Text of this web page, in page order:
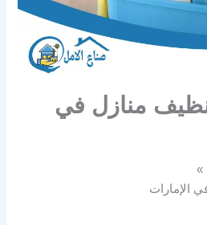
منازل في
الإمارات